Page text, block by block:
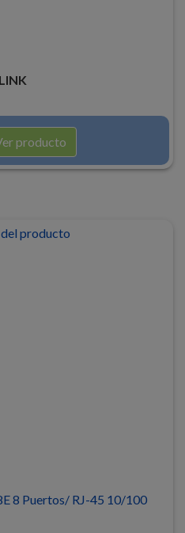
producto
8 Puertos/ RJ-45 10/100